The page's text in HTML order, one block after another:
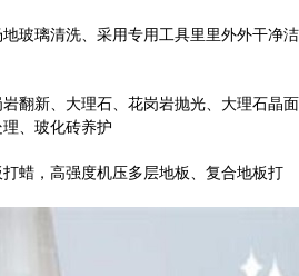
玻璃清洗、采用专用工具里里外外干净洁
翻新、大理石、花岗岩抛光、大理石晶面
、玻化砖养护
蜡，高强度机压多层地板、复合地板打